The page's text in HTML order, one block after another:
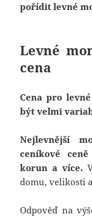
pořídit levné
Levné
cena
Cena pro
být velmi
Nejlevnější
ceníkové
korun a více.
domu, velikosti
Odpověď na